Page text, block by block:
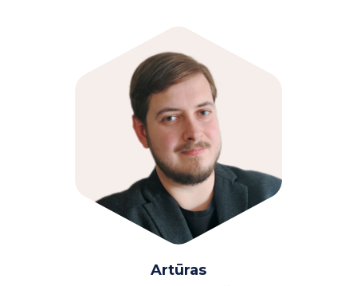
Artūras